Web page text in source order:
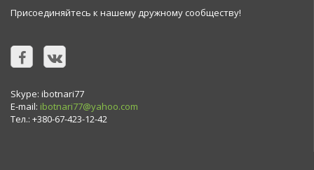
Присоединяйтесь к нашему дружному сообществу!
Skype: ibotnari77
E-mail: ibotnari77@yahoo.com
Тел.: +380-67-423-12-42